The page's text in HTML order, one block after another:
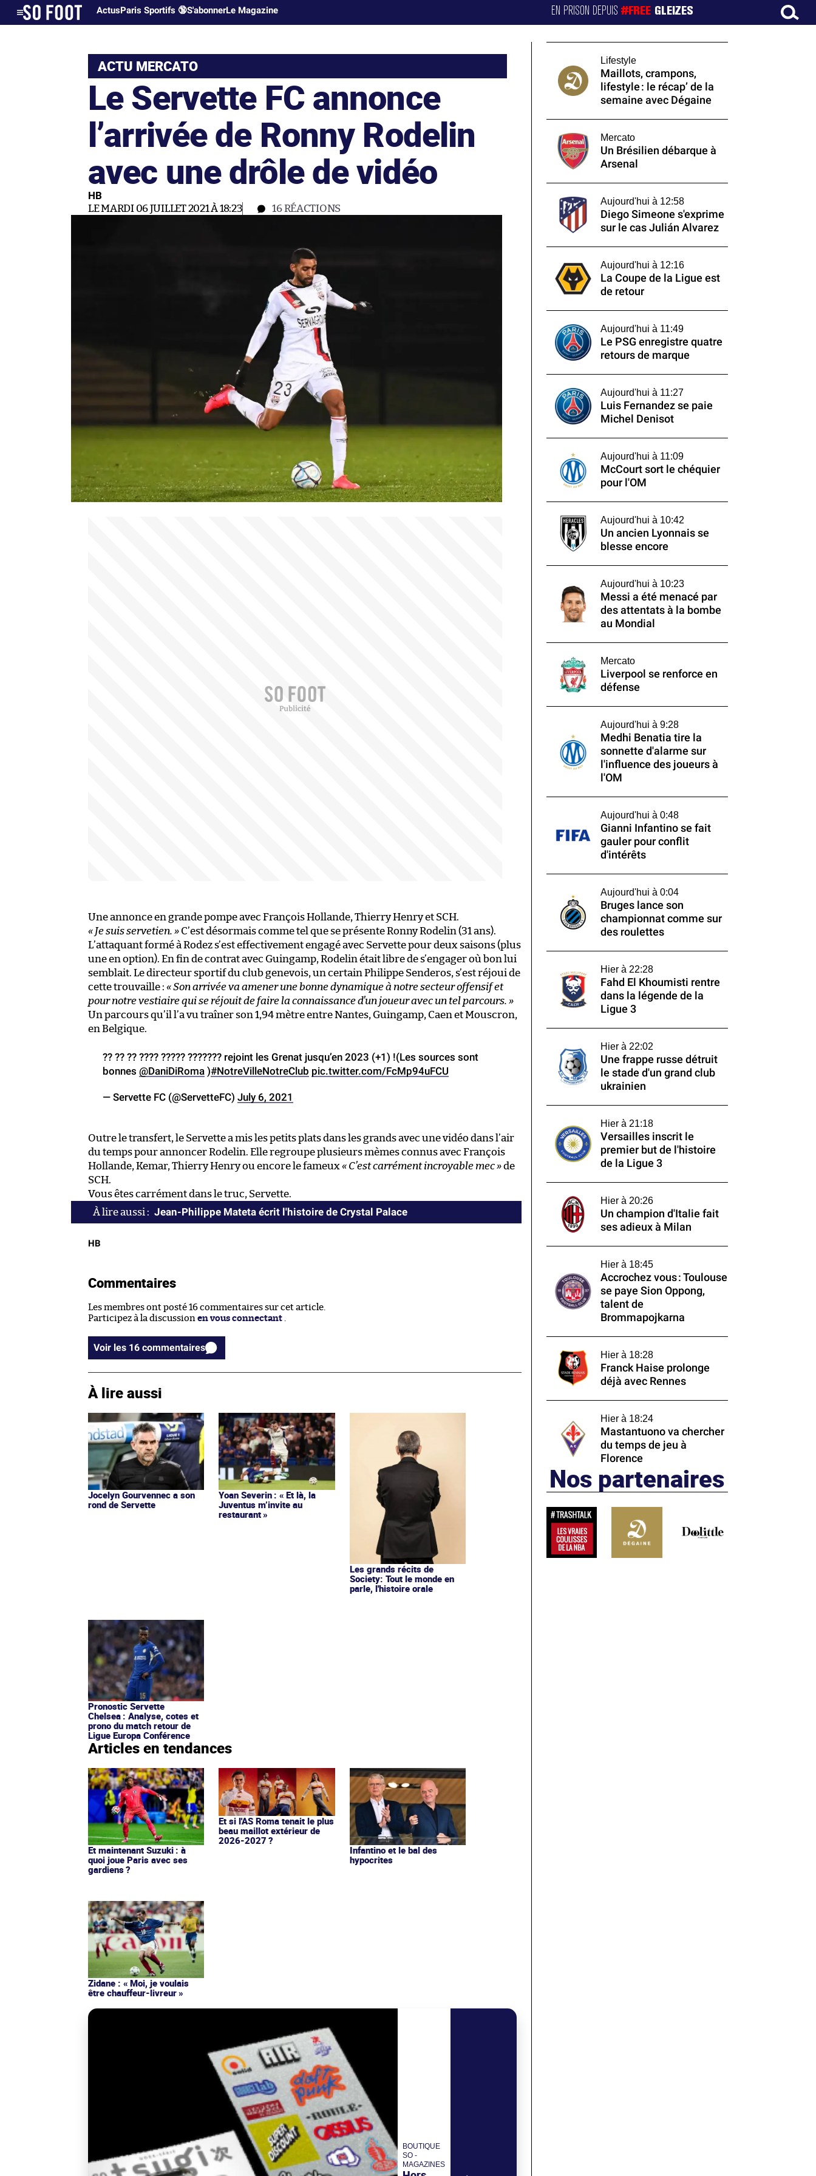
ActusParis Sportifs 🔞S'abonnerLe Magazine EN PRISON DEPUIS#FREE GLEIZES
ACTU MERCATO
Le Servette FC annonce
l’arrivée de Ronny Rodelin
avec une drôle de vidéo
HB
LE MARDI 06 JUILLET 2021 À 18:23 16RÉACTIONS
Une annonce en grande pompe avec François Hollande, Thierry Henry et SCH.
« Je suis servetien. » C’est désormais comme tel que se présente Ronny Rodelin (31 ans).
L’attaquant formé à Rodez s’est effectivement engagé avec Servette pour deux saisons (plus
une en option). En fin de contrat avec Guingamp, Rodelin était libre de s’engager où bon lui
semblait. Le directeur sportif du club genevois, un certain Philippe Senderos, s’est réjoui de
cette trouvaille : « Son arrivée va amener une bonne dynamique à notre secteur offensif et
pour notre vestiaire qui se réjouit de faire la connaissance d’un joueur avec un tel parcours. »
Un parcours qu’il l’a vu traîner son 1,94 mètre entre Nantes, Guingamp, Caen et Mouscron,
en Belgique.
?? ?? ?? ???? ????? ??????? rejoint les Grenat jusqu’en 2023 (+1) !(Les sources sont
bonnes @DaniDiRoma )#NotreVilleNotreClub pic.twitter.com/FcMp94uFCU
— Servette FC (@ServetteFC) July 6, 2021
Outre le transfert, le Servette a mis les petits plats dans les grands avec une vidéo dans l’air
du temps pour annoncer Rodelin. Elle regroupe plusieurs mèmes connus avec François
Hollande, Kemar, Thierry Henry ou encore le fameux « C’est carrément incroyable mec »de
SCH.
Vous êtes carrément dans le truc, Servette.
Jean-Philippe Mateta écrit l'histoire de Crystal Palace
HB
Commentaires
Les membres ont posté 16 commentaires sur cet article.
Participez à la discussion en vous connectant .
Voir les 16 commentaires
À lire aussi
Jocelyn Gourvennec a son
rond de Servette
Yoan Severin : « Et là, la
Juventus m’invite au
restaurant »
Les grands récits de
Society: Tout le monde en
parle, l'histoire orale
Pronostic Servette
Chelsea : Analyse, cotes et
prono du match retour de
Ligue Europa Conférence
Articles en tendances
Et maintenant Suzuki : à
quoi joue Paris avec ses
gardiens ?
Et si l'AS Roma tenait le plus
beau maillot extérieur de
2026-2027 ?
Infantino et le bal des
hypocrites
Zidane : « Moi, je voulais
être chauffeur-livreur »
BOUTIQUE
SO -
MAGAZINES
Lifestyle
Maillots, crampons,
lifestyle : le récap’ de la
semaine avec Dégaine
Mercato
Un Brésilien débarque à
Arsenal
Aujourd'hui à 12:58
Diego Simeone s'exprime
sur le cas Julián Alvarez
Aujourd'hui à 12:16
La Coupe de la Ligue est
de retour
Aujourd'hui à 11:49
Le PSG enregistre quatre
retours de marque
Aujourd'hui à 11:27
Luis Fernandez se paie
Michel Denisot
Aujourd'hui à 11:09
McCourt sort le chéquier
pour l'OM
Aujourd'hui à 10:42
Un ancien Lyonnais se
blesse encore
Aujourd'hui à 10:23
Messi a été menacé par
des attentats à la bombe
au Mondial
Mercato
Liverpool se renforce en
défense
Aujourd'hui à 9:28
Medhi Benatia tire la
sonnette d'alarme sur
l'influence des joueurs à
l'OM
Aujourd'hui à 0:48
Gianni Infantino se fait
gauler pour conflit
d'intérêts
Aujourd'hui à 0:04
Bruges lance son
championnat comme sur
des roulettes
Hier à 22:28
Fahd El Khoumisti rentre
dans la légende de la
Ligue 3
Hier à 22:02
Une frappe russe détruit
le stade d'un grand club
ukrainien
Hier à 21:18
Versailles inscrit le
premier but de l'histoire
de la Ligue 3
Hier à 20:26
Un champion d'Italie fait
ses adieux à Milan
Hier à 18:45
Accrochez vous : Toulouse
se paye Sion Oppong,
talent de
Brommapojkarna
Hier à 18:28
Franck Haise prolonge
déjà avec Rennes
Hier à 18:24
Mastantuono va chercher
du temps de jeu à
Florence
Nos partenaires